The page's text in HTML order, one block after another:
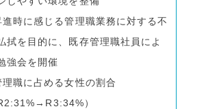
進時に感じる管理職業務に対する不
拭を目的に、既存管理職社員によ
強会を開催
理職に占める女性の割合
）